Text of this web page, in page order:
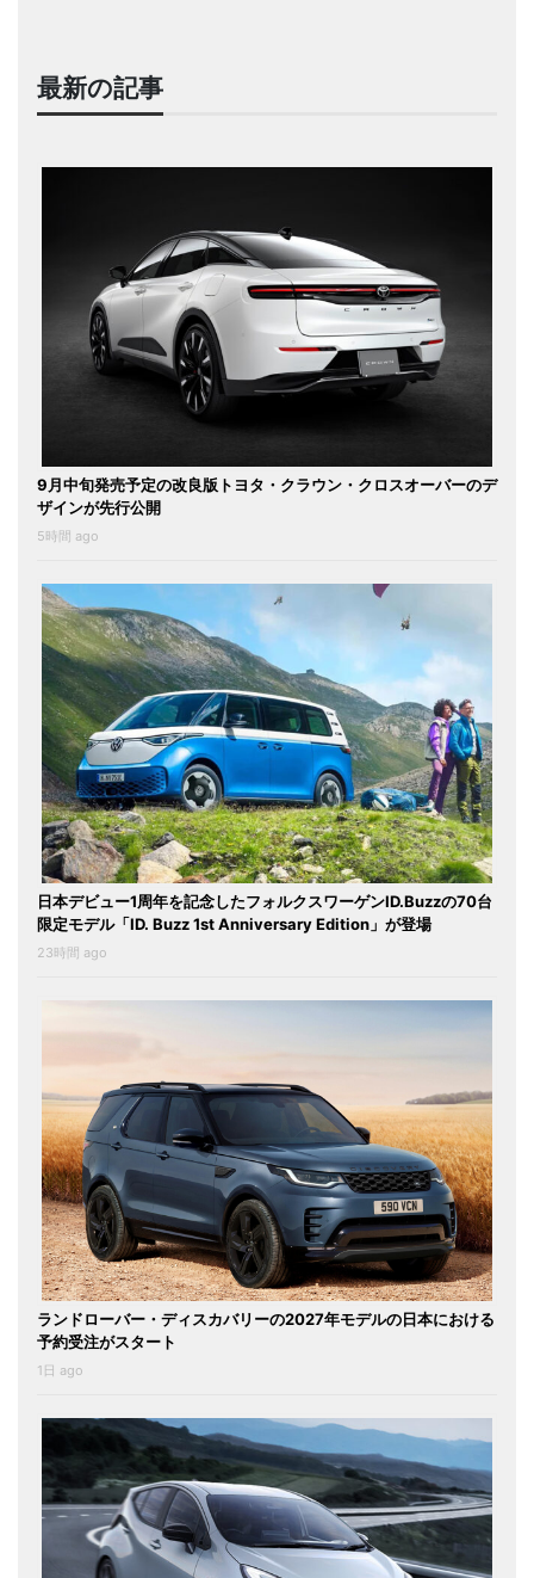
最新の記事
9月中旬発売予定の改良版トヨタ・クラウン・クロスオーバーのデ
ザインが先行公開
5時間 ago
日本デビュー1周年を記念したフォルクスワーゲンID.Buzzの70台
限定モデル「ID. Buzz 1st Anniversary Edition」が登場
23時間 ago
ランドローバー・ディスカバリーの2027年モデルの日本における
予約受注がスタート
1日 ago